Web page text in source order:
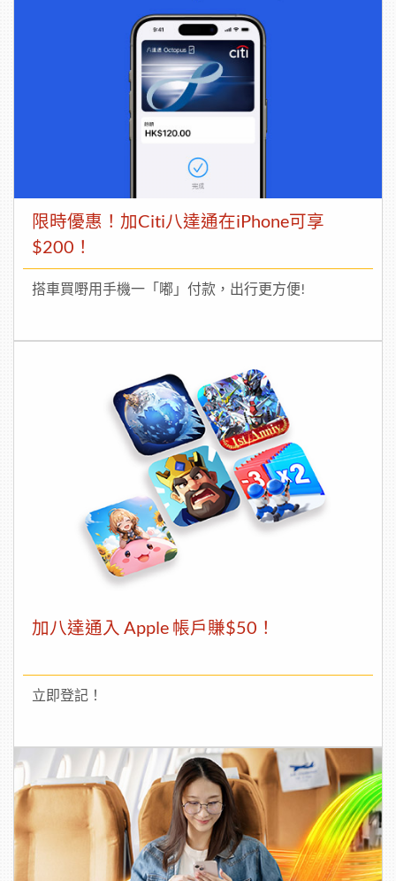
限時優惠！加Citi八達通在iPhone可享
$200！
搭車買嘢用手機一「嘟」付款，出行更方便!
加八達通入 Apple 帳戶賺$50！
立即登記！